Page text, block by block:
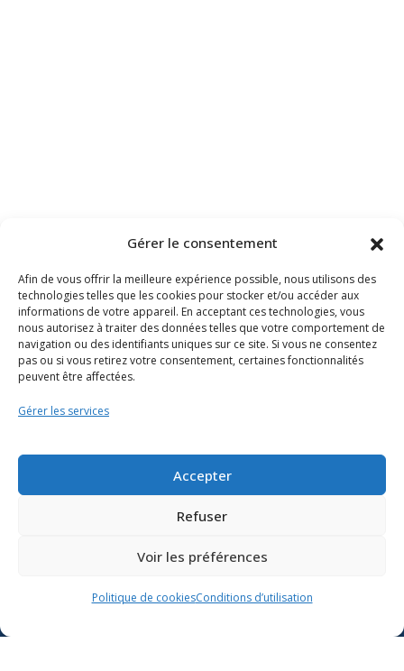
Gérer le consentement
Afin de vous offrir la meilleure expérience possible, nous utilisons des
technologies telles que les cookies pour stocker et/ou accéder aux
informations de votre appareil. En acceptant ces technologies, vous
nous autorisez à traiter des données telles que votre comportement de
navigation ou des identifiants uniques sur ce site. Si vous ne consentez
pas ou si vous retirez votre consentement, certaines fonctionnalités
peuvent être affectées.
Gérer les services
Accepter
Refuser
Voir les préférences
Politique de cookiesConditions d’utilisation
Soutien scolaire
Formation
ministère de l’Éducation sur